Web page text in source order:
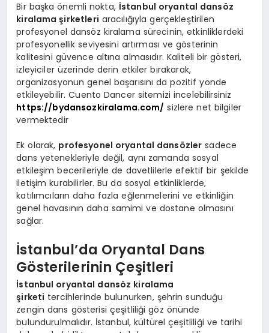
Bir başka önemli nokta, İstanbul oryantal dansöz
kiralama şirketleri aracılığıyla gerçekleştirilen
profesyonel dansöz kiralama sürecinin, etkinliklerdeki
profesyonellik seviyesini artırması ve gösterinin
kalitesini güvence altına almasıdır. Kaliteli bir gösteri,
izleyiciler üzerinde derin etkiler bırakarak,
organizasyonun genel başarısını da pozitif yönde
etkileyebilir. Cuento Dancer sitemizi incelebilirsiniz
https://bydansozkiralama.com/ sizlere net bilgiler
vermektedir
Ek olarak, profesyonel oryantal dansözler sadece
dans yetenekleriyle değil, aynı zamanda sosyal
etkileşim becerileriyle de davetlilerle efektif bir şekilde
iletişim kurabilirler. Bu da sosyal etkinliklerde,
katılımcıların daha fazla eğlenmelerini ve etkinliğin
genel havasının daha samimi ve dostane olmasını
sağlar.
İstanbul’da Oryantal Dans
Gösterilerinin Çeşitleri
İstanbul oryantal dansöz kiralama
şirketi tercihlerinde bulunurken, şehrin sunduğu
zengin dans gösterisi çeşitliliği göz önünde
bulundurulmalıdır. İstanbul, kültürel çeşitliliği ve tarihi